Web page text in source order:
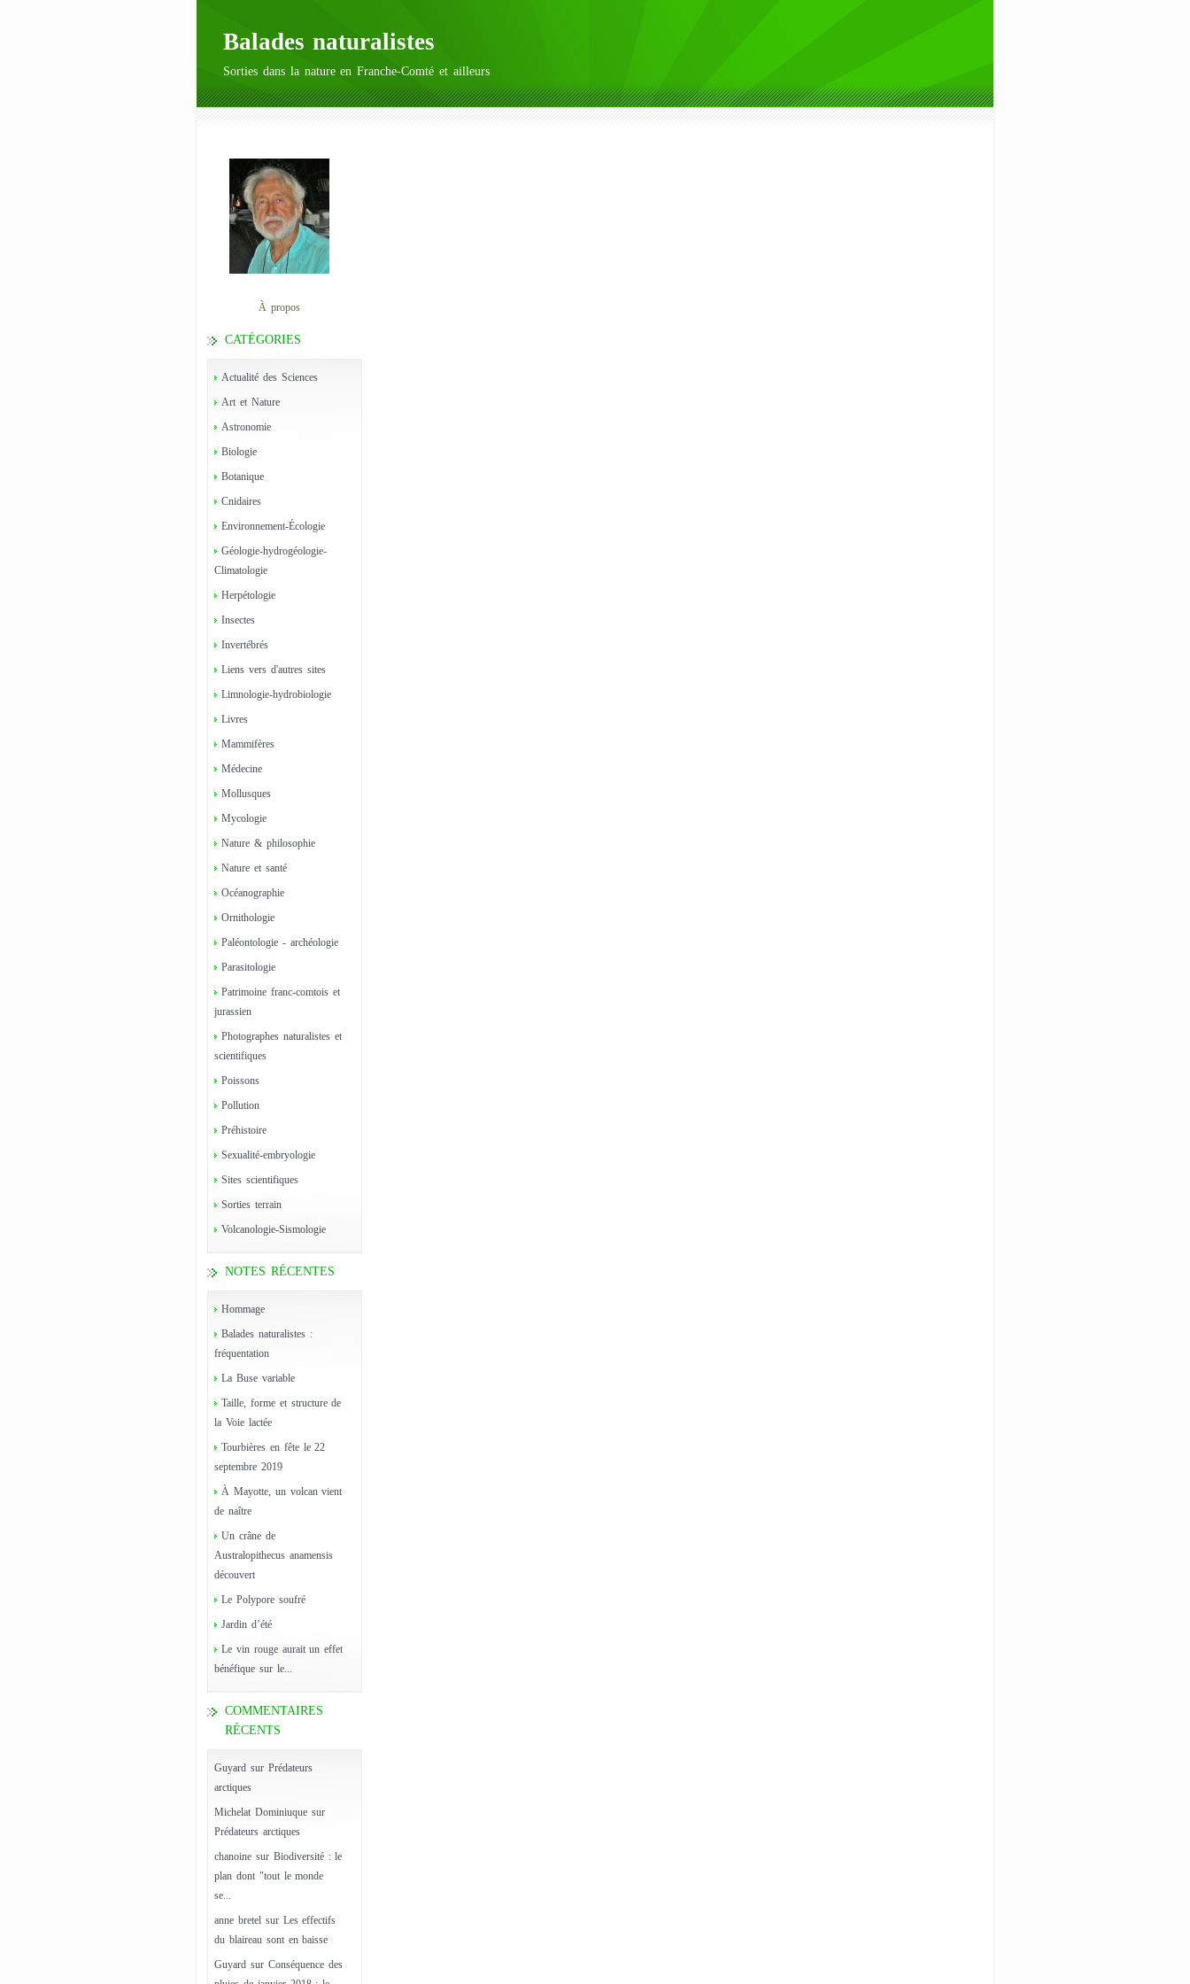
Balades naturalistes
Sorties dans la nature en Franche-Comté et ailleurs
À propos
CATÉGORIES
Actualité des Sciences
Art et Nature
Astronomie
Biologie
Botanique
Cnidaires
Environnement-Écologie
Géologie-hydrogéologie-
Climatologie
Herpétologie
Insectes
Invertébrés
Liens vers d'autres sites
Limnologie-hydrobiologie
Livres
Mammifères
Médecine
Mollusques
Mycologie
Nature & philosophie
Nature et santé
Océanographie
Ornithologie
Paléontologie - archéologie
Parasitologie
Patrimoine franc-comtois et
jurassien
Photographes naturalistes et
scientifiques
Poissons
Pollution
Préhistoire
Sexualité-embryologie
Sites scientifiques
Sorties terrain
Volcanologie-Sismologie
NOTES RÉCENTES
Hommage
Balades naturalistes :
fréquentation
La Buse variable
Taille, forme et structure de
la Voie lactée
Tourbières en fête le 22
septembre 2019
À Mayotte, un volcan vient
de naître
Un crâne de
Australopithecus anamensis
découvert
Le Polypore soufré
Jardin d’été
Le vin rouge aurait un effet
bénéfique sur le...
COMMENTAIRES
RÉCENTS
Guyard sur Prédateurs
arctiques
Michelat Dominiuquesur
Prédateurs arctiques
chanoine sur Biodiversité : le
plan dont "tout le monde
se...
anne bretelsur Les effectifs
du blaireau sont en baisse
Guyard sur Conséquence des